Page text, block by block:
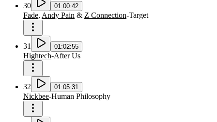
30 01:00:42
Fade, Andy Pain & Z Connection-Target
31 01:02:55
Hightech-After Us
32 01:05:31
Nickbee-Human Philosophy